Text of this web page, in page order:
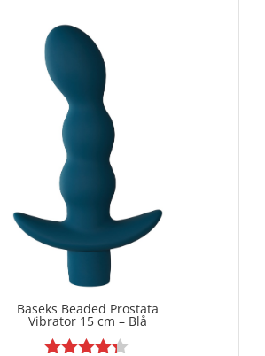
Baseks Beaded Prostata
Vibrator 15 cm – Blå